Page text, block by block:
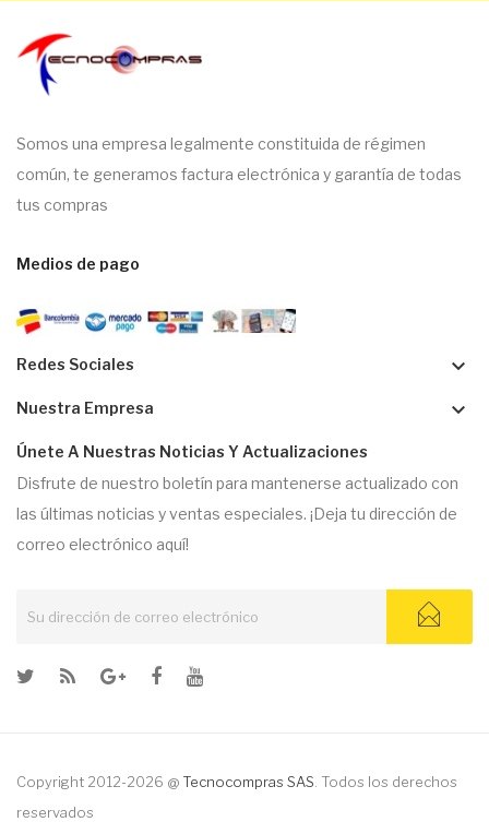
Somos una empresa legalmente constituida de régimen
común, te generamos factura electrónica y garantía de todas
tus compras
Medios de pago
Redes Sociales keyboard_arrow_down
Nuestra Empresa keyboard_arrow_down
Únete A Nuestras Noticias Y Actualizaciones
Disfrute de nuestro boletín para mantenerse actualizado con
las últimas noticias y ventas especiales. ¡Deja tu dirección de
correo electrónico aquí!
Copyright 2012-2026 @ Tecnocompras SAS . Todos los derechos
reservados